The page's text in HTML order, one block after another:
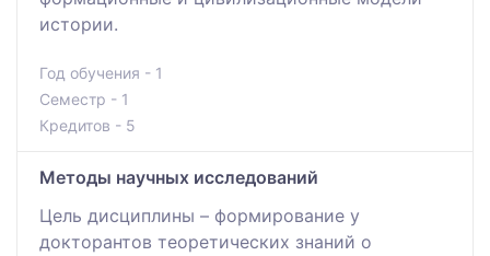
истории.
Год обучения - 1
Семестр - 1
Кредитов - 5
Методы научных исследований
Цель дисциплины – формирование у
докторантов теоретических знаний о